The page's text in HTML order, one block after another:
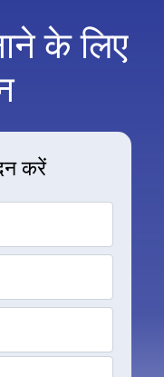
के लिए
करें